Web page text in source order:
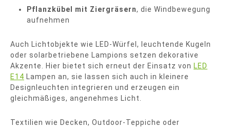
Pflanzkübel mit Ziergräsern, die Windbewegung
aufnehmen
Auch Lichtobjekte wie LED-Würfel, leuchtende Kugeln
oder solarbetriebene Lampions setzen dekorative
Akzente. Hier bietet sich erneut der Einsatz von LED
E14 Lampen an, sie lassen sich auch in kleinere
Designleuchten integrieren und erzeugen ein
gleichmäßiges, angenehmes Licht.
Textilien wie Decken, Outdoor-Teppiche oder